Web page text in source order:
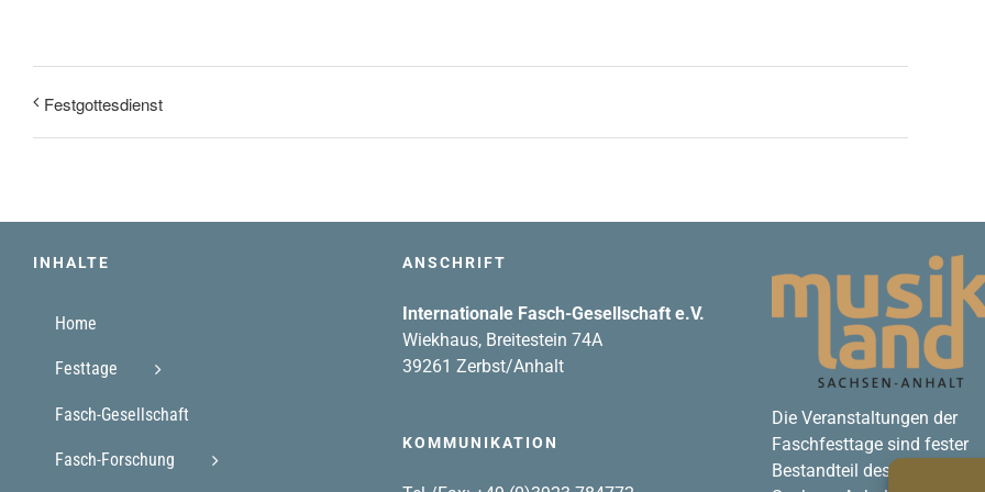
Festgottesdienst
INHALTE
Home
Festtage
Fasch-Gesellschaft
Fasch-Forschung
ANSCHRIFT
Internationale Fasch-Gesellschaft e.V.
Wiekhaus, Breitestein 74A
39261 Zerbst/Anhalt
KOMMUNIKATION
Die Veranstaltungen der
Faschfesttage sind fester
Bestandteil des Musiklandes